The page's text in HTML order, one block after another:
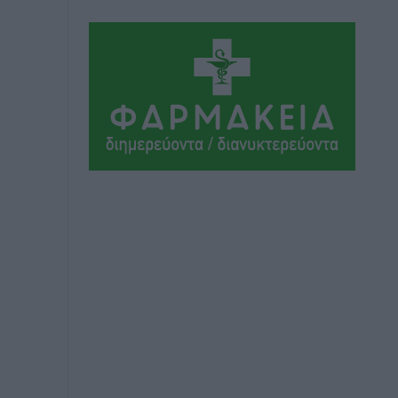
Ιάλυσος Β’: Νωρίς νωρίς μπήκαν στα
βάσανα της προετοιμασίας
πριν 5 ώρες
Εθνικός Αρχίπολης: Μεγάλο βήμα
προόδου η ίδρυση Ακαδημίας